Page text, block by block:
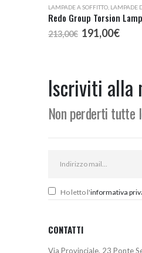
LAMPADE A SOFFITTO LAMPADE
213,00€ Il
prezzo
191,00€Il
Iscriviti alla
Non perderti tutte
Ho letto l'informativa
CONTATTI
Via Provinciale, 23 Ponte